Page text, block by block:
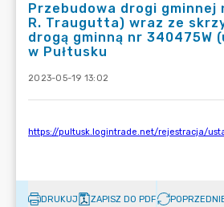
Przebudowa drogi gminnej
R. Traugutta) wraz ze
drogą gminną nr 340475W
w Pułtusku
2023-05-19 13:02
DRUKUJ ZAPISZ DO PDF